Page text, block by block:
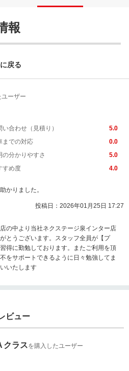
報
戻る
ーザー
い合わせ（見積り）
5.0
までの対応
0.0
の分かりやすさ
5.0
すめ度
4.0
かりました。
投稿日：2026年01月25日 17:27
の中より当社ネクステージ泉インター店
とうございます。スタッフ全員が【プ
得に勤勉しております。またご利用を頂
をサポートできるように日々勉強してま
いたします
ビュー
クラスを購入したユーザー